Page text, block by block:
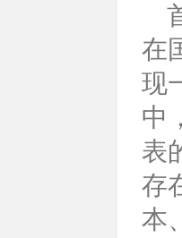
在
现
中
表
存
本